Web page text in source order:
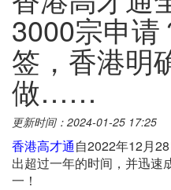
3000宗申请
签，香港明
做……
更新时间：2024-01-25 17:25
香港高才通自2022年12月
出超过一年的时间，并迅速
一！